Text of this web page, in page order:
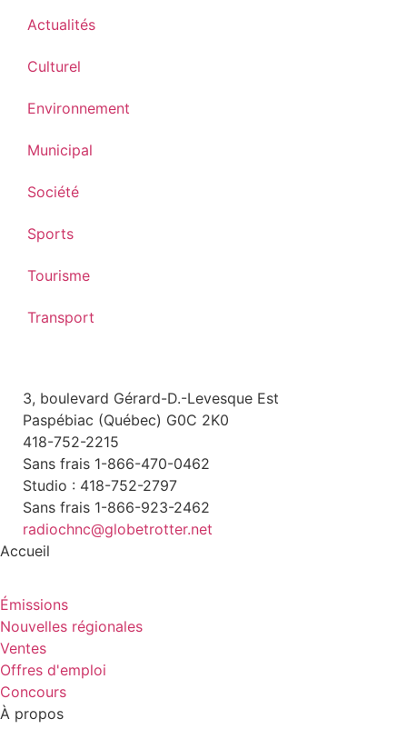
Actualités
Culturel
Environnement
Municipal
Société
Sports
Tourisme
Transport
3, boulevard Gérard-D.-Levesque Est
Paspébiac (Québec) G0C 2K0
418-752-2215
Sans frais 1-866-470-0462
Studio : 418-752-2797
Sans frais 1-866-923-2462
radiochnc@globetrotter.net
Accueil
Émissions
Nouvelles régionales
Ventes
Offres d'emploi
Concours
À propos